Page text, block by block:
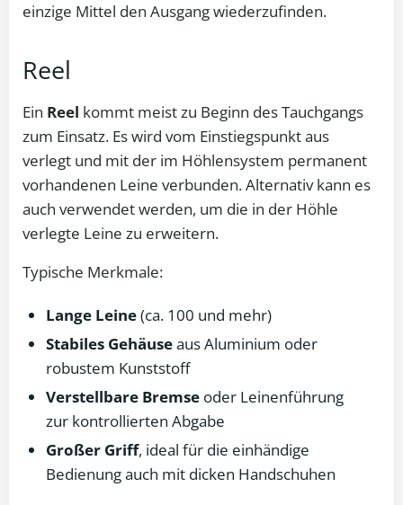
einzige Mittel den Ausgang wiederzufinden.
Reel
Ein Reel kommt meist zu Beginn des Tauchgangs
zum Einsatz. Es wird vom Einstiegspunkt aus
verlegt und mit der im Höhlensystem permanent
vorhandenen Leine verbunden. Alternativ kann es
auch verwendet werden, um die in der Höhle
verlegte Leine zu erweitern.
Typische Merkmale:
Lange Leine(ca. 100 und mehr)
Stabiles Gehäuseaus Aluminium oder
robustem Kunststoff
Verstellbare Bremseoder Leinenführung
zur kontrollierten Abgabe
Großer Griff, ideal für die einhändige
Bedienung auch mit dicken Handschuhen